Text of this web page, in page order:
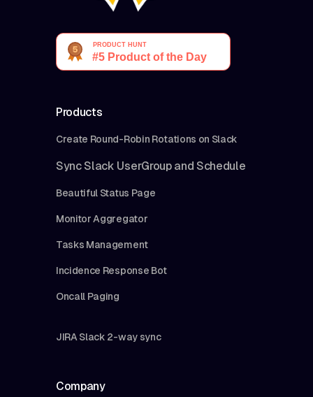
Products
Create Round-Robin Rotations on Slack
Sync Slack UserGroup and Schedule
Beautiful Status Page
Monitor Aggregator
Tasks Management
Incidence Response Bot
Oncall Paging
JIRA Slack 2-way sync
Company